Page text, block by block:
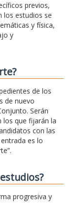
previos,
los estudios se
y física,
y
de los
de nuevo
Serán
los que fijarán la
con las
es lo
progresiva y